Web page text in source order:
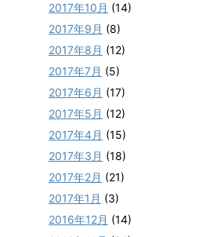
2017年10月 (14)
2017年9月 (8)
2017年8月 (12)
2017年7月 (5)
2017年6月 (17)
2017年5月 (12)
2017年4月 (15)
2017年3月 (18)
2017年2月 (21)
2017年1月 (3)
2016年12月 (14)